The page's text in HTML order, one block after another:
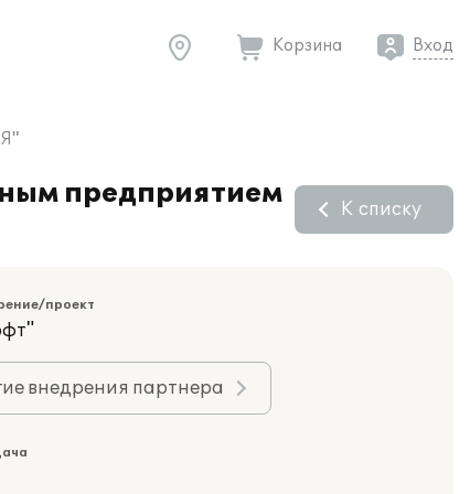
Корзина Вход
предприятием
К списку
проект
внедрения партнера